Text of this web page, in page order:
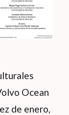
Ocean
de enero,